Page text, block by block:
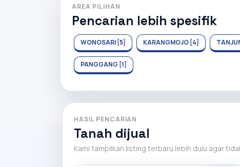
AREA PILIHAN
Pencarian lebih spesifik
WONOSARI [5] KARANGMOJO [4]
PANGGANG [1]
HASIL PENCARIAN
Tanah dijual
Kami tampilkan listing terbaru lebih dulu agar